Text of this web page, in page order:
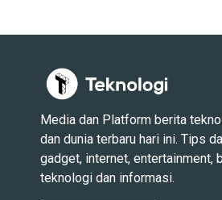
Media dan Platform berita
dan dunia terbaru hari ini. Tips
gadget, internet, entertainment,
teknologi dan informasi.